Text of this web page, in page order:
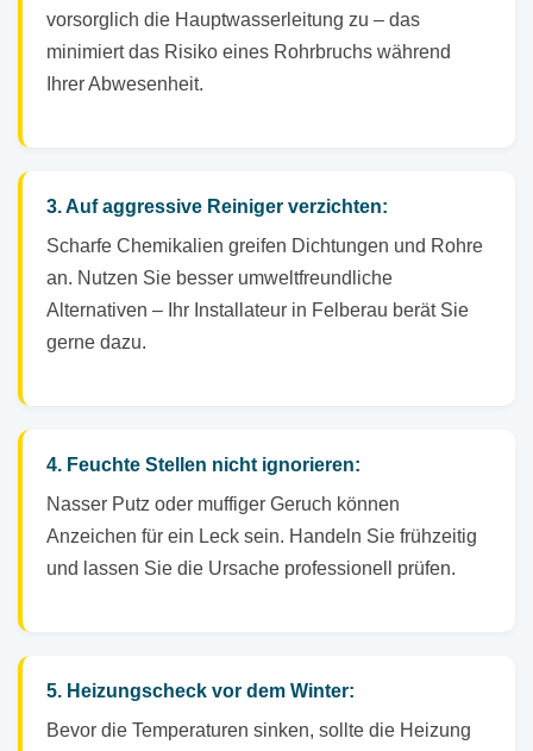
vorsorglich die Hauptwasserleitung zu – das
minimiert das Risiko eines Rohrbruchs während
Ihrer Abwesenheit.
3. Auf aggressive Reiniger verzichten:
Scharfe Chemikalien greifen Dichtungen und Rohre
an. Nutzen Sie besser umweltfreundliche
Alternativen – Ihr Installateur in Felberau berät Sie
gerne dazu.
4. Feuchte Stellen nicht ignorieren:
Nasser Putz oder muffiger Geruch können
Anzeichen für ein Leck sein. Handeln Sie frühzeitig
und lassen Sie die Ursache professionell prüfen.
5. Heizungscheck vor dem Winter:
Bevor die Temperaturen sinken, sollte die Heizung